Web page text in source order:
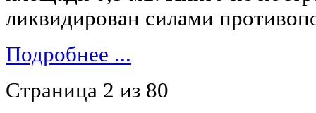
ликвидирован силами
Подробнее ...
Страница 2 из 80